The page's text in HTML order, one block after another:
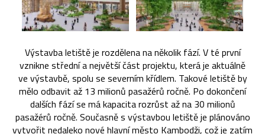
Výstavba letiště je rozdělena na několik fází. V té první
vznikne střední a největší část projektu, která je aktuálně
ve výstavbě, spolu se severním křídlem. Takové letiště by
mělo odbavit až 13 milionů pasažérů ročně. Po dokončení
dalších fází se má kapacita rozrůst až na 30 milionů
pasažérů ročně. Současně s výstavbou letiště je plánováno
vytvořit nedaleko nové hlavní město Kambodži, což je zatím